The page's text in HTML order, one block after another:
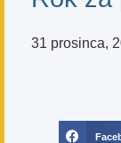
31 prosinca,